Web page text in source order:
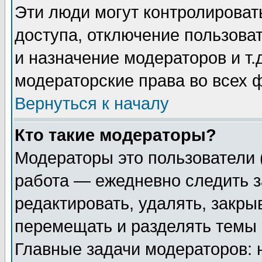
Эти люди могут
доступа, отключение
и назначение модераторов и
модераторские права во всех
Вернуться к началу
Кто такие модераторы?
Модераторы это
работа — ежедневно следить
редактировать, удалять,
перемещать и разделять
Главные задачи